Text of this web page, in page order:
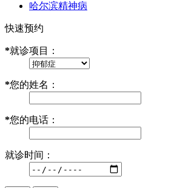
哈尔滨精神病
快速预约
*就诊项目：
*您的姓名：
*您的电话：
就诊时间：